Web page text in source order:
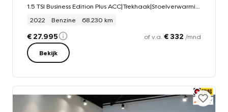
2022
Benzine 68.230 km
€ 27.995 of v.a. € 332 /mnd
Bekijk